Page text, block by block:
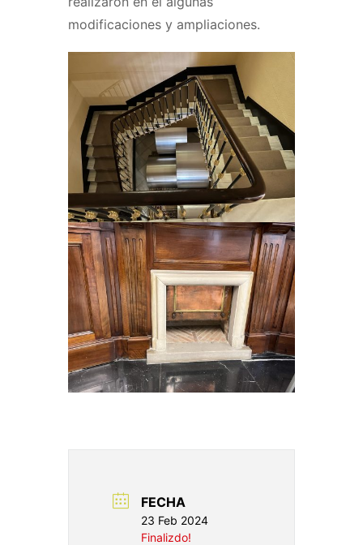
modificaciones y ampliaciones.
FECHA
23 Feb 2024
Finalizdo!